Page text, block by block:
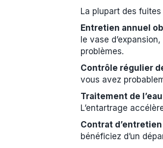
La plupart des
Entretien annuel
le vase
problèmes.
Contrôle régulier
vous avez
Traitement de l’eau
L’entartrage
Contrat d’entretien
bénéficiez d’un